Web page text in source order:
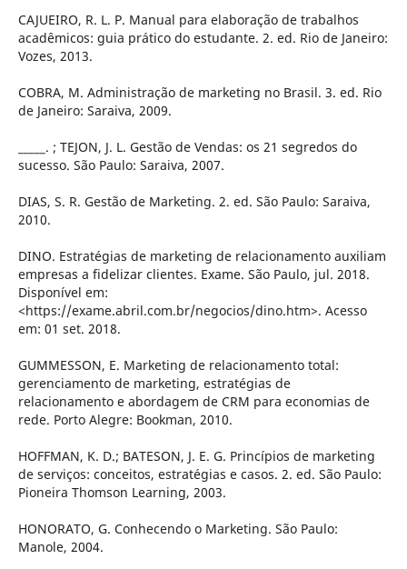
CAJUEIRO, R. L. P. Manual para elaboração de trabalhos
acadêmicos: guia prático do estudante. 2. ed. Rio de Janeiro:
Vozes, 2013.
COBRA, M. Administração de marketing no Brasil. 3. ed. Rio
de Janeiro: Saraiva, 2009.
_____. ; TEJON, J. L. Gestão de Vendas: os 21 segredos do
sucesso. São Paulo: Saraiva, 2007.
DIAS, S. R. Gestão de Marketing. 2. ed. São Paulo: Saraiva,
2010.
DINO. Estratégias de marketing de relacionamento auxiliam
empresas a fidelizar clientes. Exame. São Paulo, jul. 2018.
Disponível em:
<https://exame.abril.com.br/negocios/dino.htm>. Acesso
em: 01 set. 2018.
GUMMESSON, E. Marketing de relacionamento total:
gerenciamento de marketing, estratégias de
relacionamento e abordagem de CRM para economias de
rede. Porto Alegre: Bookman, 2010.
HOFFMAN, K. D.; BATESON, J. E. G. Princípios de marketing
de serviços: conceitos, estratégias e casos. 2. ed. São Paulo:
Pioneira Thomson Learning, 2003.
HONORATO, G. Conhecendo o Marketing. São Paulo:
Manole, 2004.